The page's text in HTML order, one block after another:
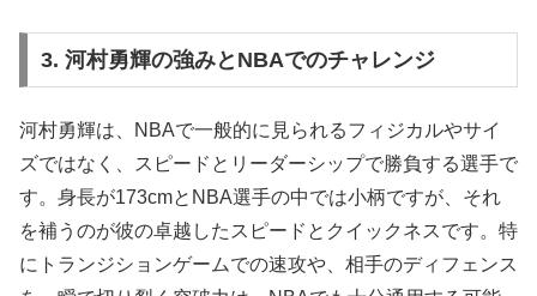
3. 河村勇輝の強みとNBAでのチャレンジ
河村勇輝は、NBAで一般的に見られるフィジカルやサイ
ズではなく、スピードとリーダーシップで勝負する選手で
す。身長が173cmとNBA選手の中では小柄ですが、それ
を補うのが彼の卓越したスピードとクイックネスです。特
にトランジションゲームでの速攻や、相手のディフェンス